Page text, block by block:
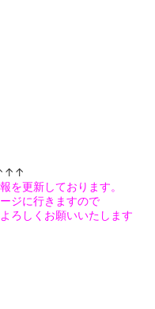
を更新しております。
ジに行きますので
ろしくお願いいたします